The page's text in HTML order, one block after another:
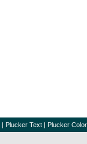
| Plucker Text | Plucker Color